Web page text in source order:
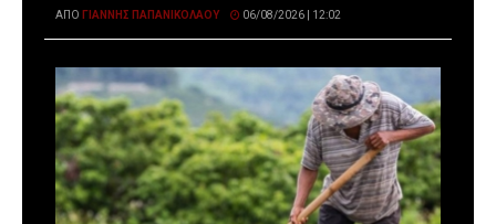
ΑΠΌ ΓΙΆΝΝΗΣ ΠΑΠΑΝΙΚΟΛΆΟΥ 06/08/2026 | 12:02